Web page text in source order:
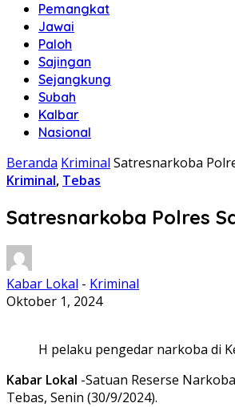
Pemangkat
Jawai
Paloh
Sajingan
Sejangkung
Subah
Kalbar
Nasional
Beranda Kriminal Satresnarkoba
Kriminal, Tebas
Satresnarkoba Polres
Kabar Lokal - Kriminal
Oktober 1, 2024
H pelaku pengedar narkoba di
Kabar Lokal -Satuan Reserse
Tebas, Senin (30/9/2024).